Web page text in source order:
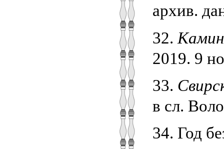
архив.
32.
2019. 9
33.
в сл.
34. Год